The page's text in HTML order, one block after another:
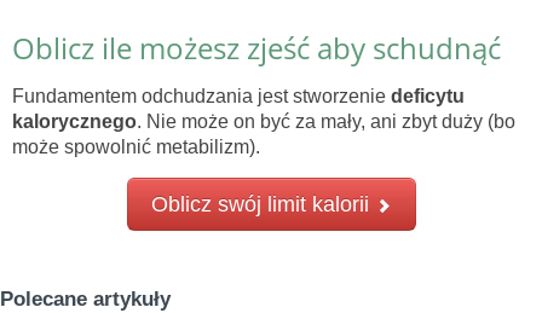
Oblicz ile możesz zjeść aby schudnąć
Fundamentem odchudzania jest stworzenie deficytu
kalorycznego. Nie może on być za mały, ani zbyt duży (bo
może spowolnić metabilizm).
Oblicz swój limit kalorii
Polecane artykuły